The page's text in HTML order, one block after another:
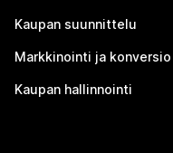
Kaupan suunnittelu
Markkinointi ja konversio
Kaupan hallinnointi